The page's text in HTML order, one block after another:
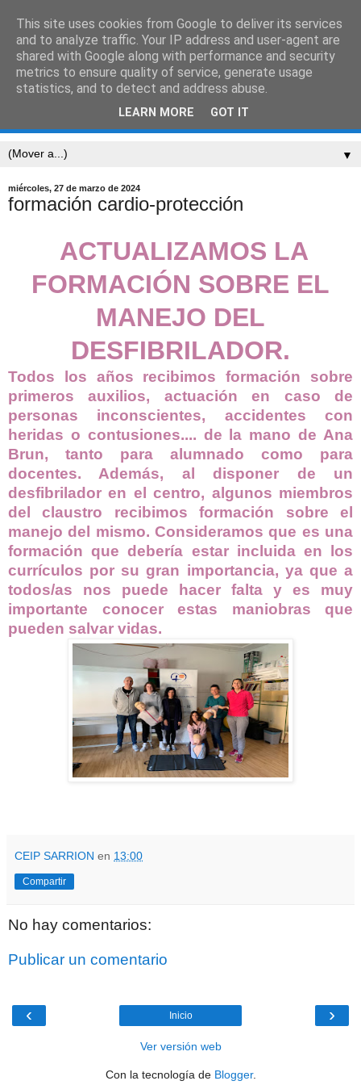
CEIP SARRIÓN
"Mucha gente pequeña, en lugares pequeños, haciendo
cosas pequeñas, puede cambiar el mundo." Eduardo
▼
miércoles, 27 de marzo de 2024
formación cardio-protección
ACTUALIZAMOS LA
FORMACIÓN SOBRE EL
MANEJO DEL
DESFIBRILADOR.
Todos los años recibimos formación sobre
primeros auxilios, actuación en caso de
personas inconscientes, accidentes con
heridas o contusiones.... de la mano de Ana
Brun, tanto para alumnado como para
docentes. Además, al disponer de un
desfibrilador en el centro, algunos miembros
del claustro recibimos formación sobre el
manejo del mismo. Consideramos que es una
formación que debería estar incluida en los
currículos por su gran importancia, ya que a
todos/as nos puede hacer falta y es muy
importante conocer estas maniobras que
pueden salvar vidas.
CEIP SARRION en 13:00
Compartir
No hay comentarios:
Publicar un comentario
‹ ›
Inicio
Ver versión web
Con la tecnología de Blogger.
This site uses cookies from Google to deliver its services
and to analyze traffic. Your IP address and user-agent are
shared with Google along with performance and security
metrics to ensure quality of service, generate usage
statistics, and to detect and address abuse.
LEARN MORE GOT IT